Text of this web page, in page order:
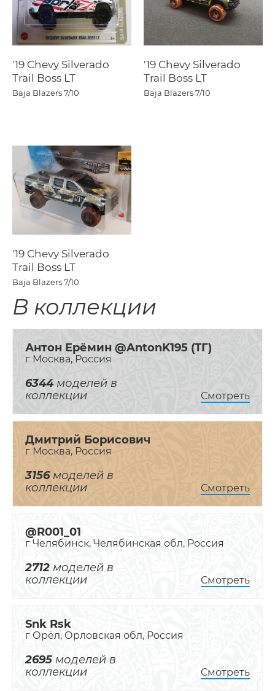
'19 Chevy Silverado
Trail Boss LT
Baja Blazers7/10
'19 Chevy Silverado
Trail Boss LT
Baja Blazers7/10
'19 Chevy Silverado
Trail Boss LT
Baja Blazers7/10
В коллекции
Антон Ерёмин @AntonK195 (ТГ)
г Москва, Россия
6344моделей в
коллекции
Смотреть
Дмитрий Борисович
г Москва, Россия
3156моделей в
коллекции
Смотреть
@R001_01
г Челябинск, Челябинская обл, Россия
2712 моделей в
коллекции
Смотреть
Snk Rsk
г Орёл, Орловская обл, Россия
2695 моделей в
коллекции
Смотреть